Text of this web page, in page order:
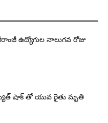
ఉద్యోగుల నాలుగవ రోజు
షాక్ తో యువ రైతు మృతి